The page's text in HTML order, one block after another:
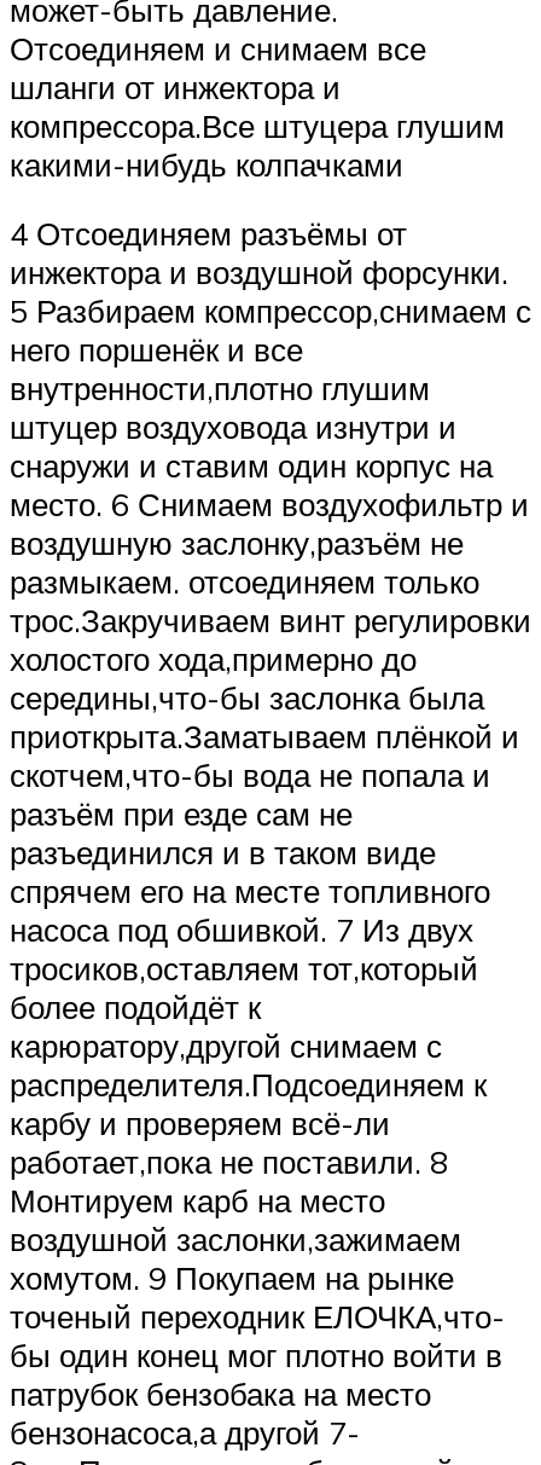
может-быть давление.
Отсоединяем и снимаем все
шланги от инжектора и
компрессора.Все штуцера глушим
какими-нибудь колпачками
4 Отсоединяем разъёмы от
инжектора и воздушной форсунки.
5 Разбираем компрессор,снимаем с
него поршенёк и все
внутренности,плотно глушим
штуцер воздуховода изнутри и
снаружи и ставим один корпус на
место. 6 Снимаем воздухофильтр и
воздушную заслонку,разъём не
размыкаем. отсоединяем только
трос.Закручиваем винт регулировки
холостого хода,примерно до
середины,что-бы заслонка была
приоткрыта.Заматываем плёнкой и
скотчем,что-бы вода не попала и
разъём при езде сам не
разъединился и в таком виде
спрячем его на месте топливного
насоса под обшивкой. 7 Из двух
тросиков,оставляем тот,который
более подойдёт к
карюратору,другой снимаем с
распределителя.Подсоединяем к
карбу и проверяем всё-ли
работает,пока не поставили. 8
Монтируем карб на место
воздушной заслонки,зажимаем
хомутом. 9 Покупаем на рынке
точеный переходник ЕЛОЧКА,что-
бы один конец мог плотно войти в
патрубок бензобака на место
бензонасоса,а другой 7-